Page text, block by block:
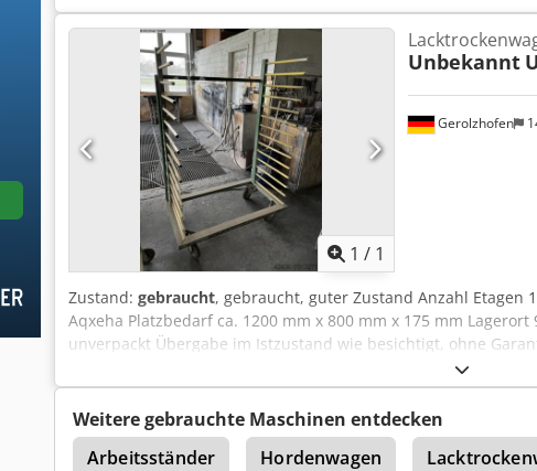
1 / 1
Gerolzhofen
Unbekannt
Zustand: gebraucht, gebraucht, guter Zustand Anzahl Etagen
Aqxeha Platzbedarf ca. 1200 mm x 800 mm x 175 mm
unverpackt Übergabe im Istzustand wie besichtigt, ohne
Weitere gebrauchte Maschinen entdecken
Arbeitsständer
Hordenwagen